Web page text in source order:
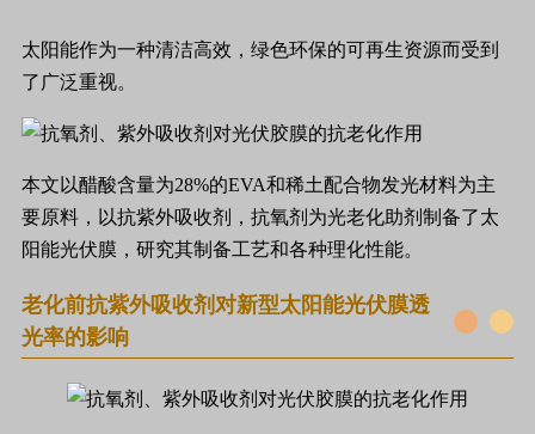
太阳能作为一种清洁高效，绿色环保的可再生资源而受到
了广泛重视。
本文以醋酸含量为28%的EVA和稀土配合物发光材料为主
要原料，以抗紫外吸收剂，抗氧剂为光老化助剂制备了太
阳能光伏膜，研究其制备工艺和各种理化性能。
老化前抗紫外吸收剂对新型太阳能光伏膜透
光率的影响